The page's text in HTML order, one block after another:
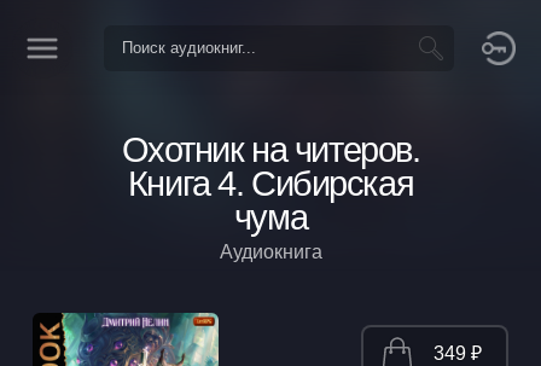
Охотник на читеров.
Книга 4. Сибирская
чума
Аудиокнига
349 ₽